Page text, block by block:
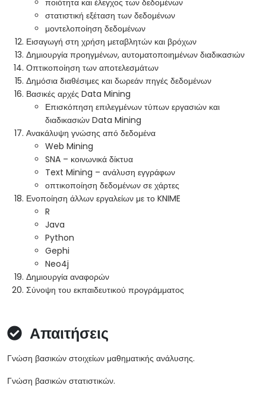
ποιότητα και έλεγχος των δεδομένων
στατιστική εξέταση των δεδομένων
μοντελοποίηση δεδομένων
Εισαγωγή στη χρήση μεταβλητών και βρόχων
Δημιουργία προηγμένων, αυτοματοποιημένων διαδικασιών
Οπτικοποίηση των αποτελεσμάτων
Δημόσια διαθέσιμες και δωρεάν πηγές δεδομένων
Βασικές αρχές Data Mining
Επισκόπηση επιλεγμένων τύπων εργασιών και
διαδικασιών Data Mining
Ανακάλυψη γνώσης από δεδομένα
Web Mining
SNA – κοινωνικά δίκτυα
Text Mining – ανάλυση εγγράφων
οπτικοποίηση δεδομένων σε χάρτες
Ενοποίηση άλλων εργαλείων με το KNIME
R
Java
Python
Gephi
Neo4j
Δημιουργία αναφορών
Σύνοψη του εκπαιδευτικού προγράμματος
Απαιτήσεις
Γνώση βασικών στοιχείων μαθηματικής ανάλυσης.
Γνώση βασικών στατιστικών.